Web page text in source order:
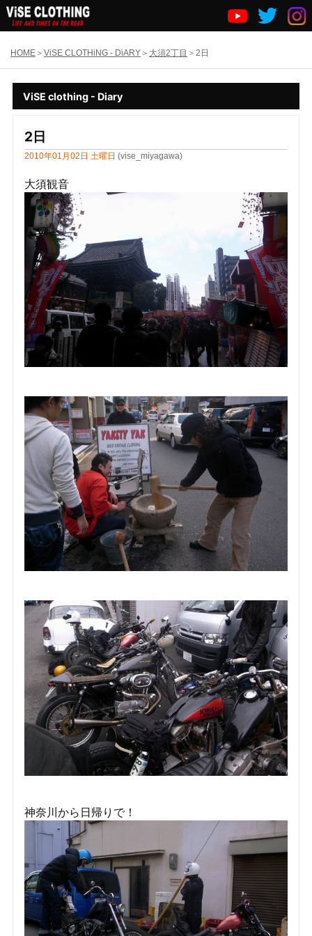
HOME ViSE CLOTHiNG - DiARY 大須2丁目 2日
ViSE clothing - Diary
2日
2010年01月02日 土曜日 (vise_miyagawa)
大須観音
神奈川から日帰りで！